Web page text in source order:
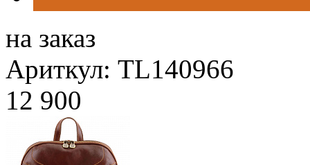
на заказ
Ариткул: TL140966
12 900